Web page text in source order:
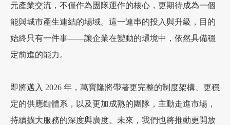
元產業交流，不僅作為團隊運作的核心，更期待成為一個
能與城市產生連結的場域。這一連串的投入與升級，目的
始終只有一件事——讓企業在變動的環境中，依然具備穩
定前進的能力。
即將邁入 2026 年，萬寶隆將帶著更完整的制度架構、更穩
定的供應鏈體系，以及更加成熟的團隊，主動走進市場，
持續擴大服務的深度與廣度。未來，我們也將推動更開放